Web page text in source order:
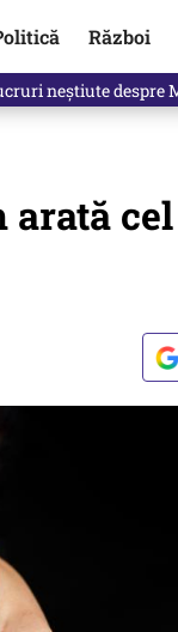
Război
neștiute despre
arată